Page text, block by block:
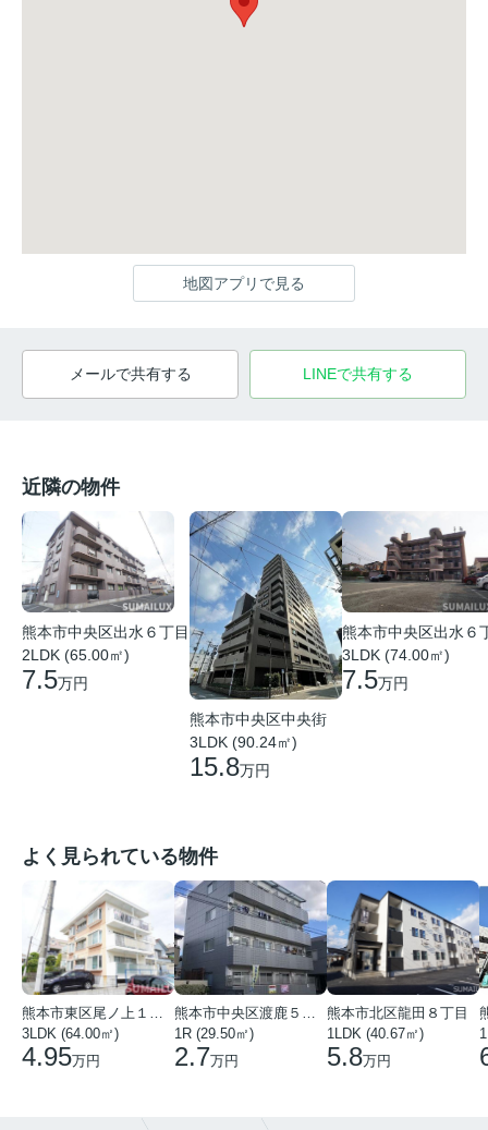
地図アプリで見る
メールで共有する LINEで共有する
近隣の物件
熊本市中央区出水６丁目
2LDK (65.00㎡)
7.5万円
熊本市中央区中央街
3LDK (90.24㎡)
15.8万円
熊本市中央区出水６
3LDK (74.00㎡)
7.5万円
よく見られている物件
3LDK (64.00㎡)
4.95万円
1R (29.50㎡)
2.7万円
熊本市北区龍田８丁目
1LDK (40.67㎡)
5.8万円